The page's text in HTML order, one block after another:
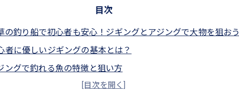
目次
の釣り船で初心者も安心！ジギングとアジングで大物を狙おう
者に優しいジギングの基本とは？
ングで釣れる魚の特徴と狙い方
天草の海でおすすめの釣りスポット